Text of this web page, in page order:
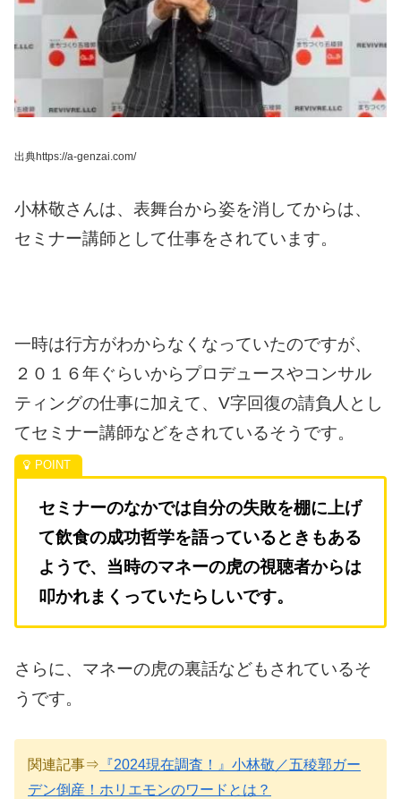
出典https://a-genzai.com/
小林敬さんは、表舞台から姿を消してからは、
セミナー講師として仕事をされています。
一時は行方がわからなくなっていたのですが、
２０１６年ぐらいからプロデュースやコンサル
ティングの仕事に加えて、V字回復の請負人とし
てセミナー講師などをされているそうです。
セミナーのなかでは自分の失敗を棚に上げ
て飲食の成功哲学を語っているときもある
ようで、当時のマネーの虎の視聴者からは
叩かれまくっていたらしいです。
さらに、マネーの虎の裏話などもされているそ
うです。
関連記事⇒ 『2024現在調査！』小林敬／五稜郭ガー
デン倒産！ホリエモンのワードとは？